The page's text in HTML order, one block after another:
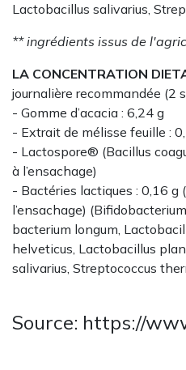
Lactobacillus salivarius,
** ingrédients issus de
LA CONCENTRATION
journalière recommandée (2
- Gomme d’acacia : 6,24 g
- Extrait de mélisse feuille :
- Lactospore® (Bacillus
à l’ensachage)
- Bactéries lactiques : 0,16 g
l’ensachage)
bacterium longum,
helveticus, Lactobacillus
salivarius, Streptococcus
Source: https://